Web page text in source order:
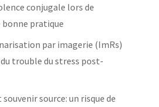
conjugale lors de
bonne pratique
par imagerie (ImRs)
trouble du stress post-
souvenir source: un risque de